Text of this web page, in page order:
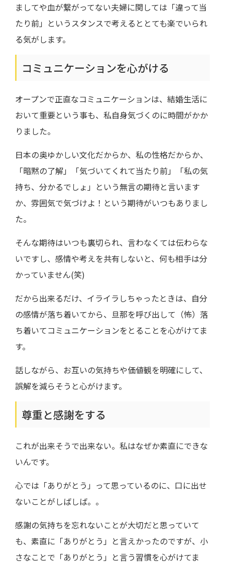
ましてや血が繋がってない夫婦に関しては「違って当
たり前」というスタンスで考えるととても楽でいられ
る気がします。
コミュニケーションを心がける
オープンで正直なコミュニケーションは、結婚生活に
おいて重要という事も、私自身気づくのに時間がかか
りました。
日本の奥ゆかしい文化だからか、私の性格だからか、
「暗黙の了解」「気づいてくれて当たり前」「私の気
持ち、分かるでしょ」という無言の期待と言います
か、雰囲気で気づけよ！という期待がいつもありまし
た。
そんな期待はいつも裏切られ、言わなくては伝わらな
いですし、感情や考えを共有しないと、何も相手は分
かっていません(笑)
だから出来るだけ、イライラしちゃったときは、自分
の感情が落ち着いてから、旦那を呼び出して（怖）落
ち着いてコミュニケーションをとることを心がけてま
す。
話しながら、お互いの気持ちや価値観を明確にして、
誤解を減らそうと心がけます。
尊重と感謝をする
これが出来そうで出来ない。私はなぜか素直にできな
いんです。
心では「ありがとう」って思っているのに、口に出せ
ないことがしばしば。。
感謝の気持ちを忘れないことが大切だと思っていて
も、素直に「ありがとう」と言えかったのですが、小
さなことで「ありがとう」と言う習慣を心がけてま